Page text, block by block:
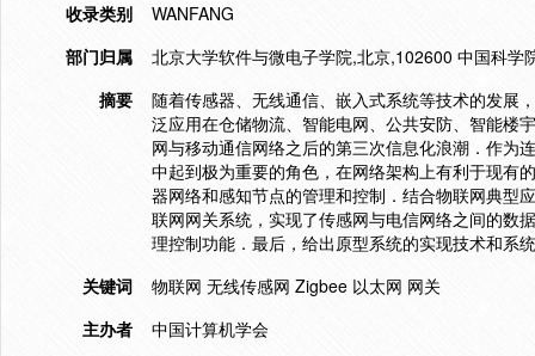
收录类别
WANFANG
部门归属
北京大学软件与微电子学院,北京,102600 中国科学
摘要
随着传感器、无线通信、嵌入式系统等技术的发展
泛应用在仓储物流、智能电网、公共安防、智能楼
网与移动通信网络之后的第三次信息化浪潮．作为
中起到极为重要的角色，在网络架构上有利于现有
器网络和感知节点的管理和控制．结合物联网典型
联网网关系统，实现了传感网与电信网络之间的数
理控制功能．最后，给出原型系统的实现技术和系
关键词
物联网 无线传感网 Zigbee 以太网 网关
主办者
中国计算机学会